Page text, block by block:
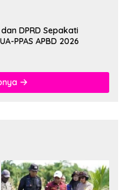
DPRD Sepakati
PPAS APBD 2026